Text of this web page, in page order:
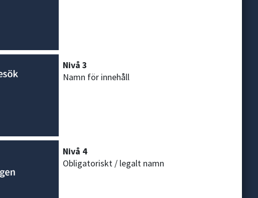
Nivå 3
Namn för innehåll
Nivå 4
Obligatoriskt / legalt namn